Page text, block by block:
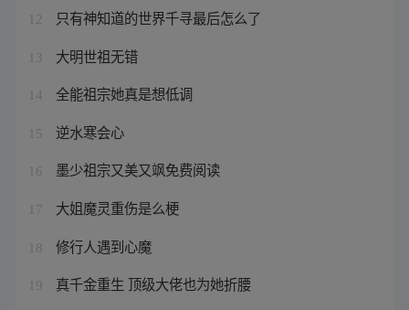
12 只有神知道的世界千寻最后怎么了
13 大明世祖无错
14 全能祖宗她真是想低调
15 逆水寒会心
16 墨少祖宗又美又飒免费阅读
17 大姐魔灵重伤是么梗
18 修行人遇到心魔
19 真千金重生 顶级大佬也为她折腰